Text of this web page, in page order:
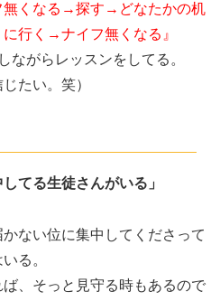
くなる →探す → どなたかの机
行く →ナイフ無くなる』
ながらレッスンをしてる。
たい。笑）
てる生徒さんがいる」
ない位に集中してくださって
る。
、そっと見守る時もあるので